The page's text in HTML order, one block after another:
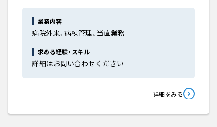
業務内容
病院外来、病棟管理、当直業務
求める経験・スキル
詳細はお問い合わせください
詳細をみる